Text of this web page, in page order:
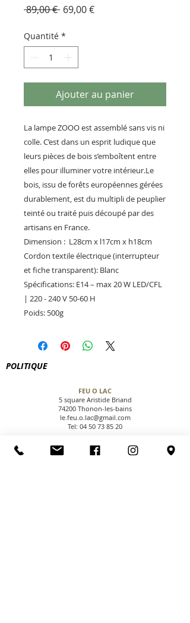
89,00 € Prix
69,00 €Prix
Quantité *
Ajouter au panier
La lampe ZOOO est assemblé sans vis ni
colle. C’est dans un esprit ludique que
leurs pièces de bois s’emboîtent entre
elles pour illuminer votre intérieur.Le
bois, issu de forêts européennes gérées
durablement, est du multipli de peuplier
teinté ou traité puis découpé par des
artisans en France.
Dimension : L28cm x l17cm x h18cm
Cordon textile électrique (interrupteur
et fiche transparent): Blanc
Spécifications: E14 – max 20 W LED/CFL
| 220 - 240 V 50-60 H
Poids: 500g
POLITIQUE
FEU O LAC
5 square Aristide Briand
74200 Thonon-les-bains
le.feu.o.lac@gmail.com
Tel: 04 50 73 85 20
CGV